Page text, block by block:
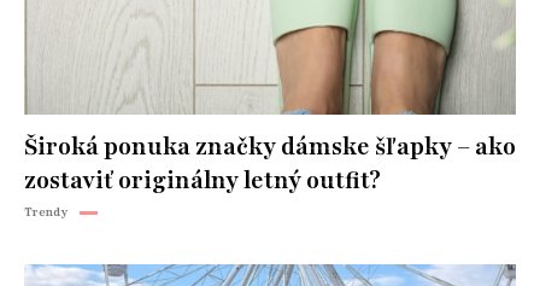
Široká ponuka značky dámske šľapky – ako
zostaviť originálny letný outfit?
Trendy